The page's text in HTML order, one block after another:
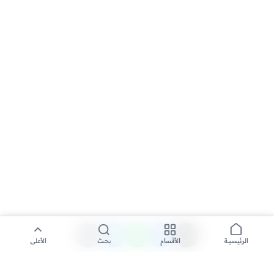
الرئيسية الأقسام بحث الأعلى